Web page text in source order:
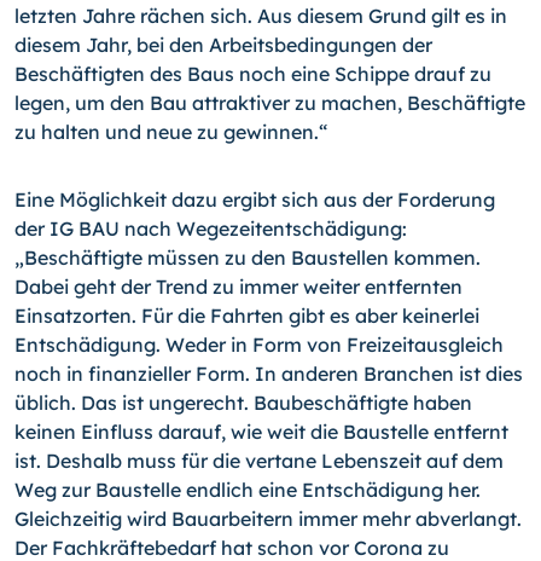
letzten Jahre rächen sich. Aus diesem Grund gilt es in
diesem Jahr, bei den Arbeitsbedingungen der
Beschäftigten des Baus noch eine Schippe drauf zu
legen, um den Bau attraktiver zu machen, Beschäftigte
zu halten und neue zu gewinnen.“
Eine Möglichkeit dazu ergibt sich aus der Forderung
der IG BAU nach Wegezeitentschädigung:
„Beschäftigte müssen zu den Baustellen kommen.
Dabei geht der Trend zu immer weiter entfernten
Einsatzorten. Für die Fahrten gibt es aber keinerlei
Entschädigung. Weder in Form von Freizeitausgleich
noch in finanzieller Form. In anderen Branchen ist dies
üblich. Das ist ungerecht. Baubeschäftigte haben
keinen Einfluss darauf, wie weit die Baustelle entfernt
ist. Deshalb muss für die vertane Lebenszeit auf dem
Weg zur Baustelle endlich eine Entschädigung her.
Gleichzeitig wird Bauarbeitern immer mehr abverlangt.
Der Fachkräftebedarf hat schon vor Corona zu